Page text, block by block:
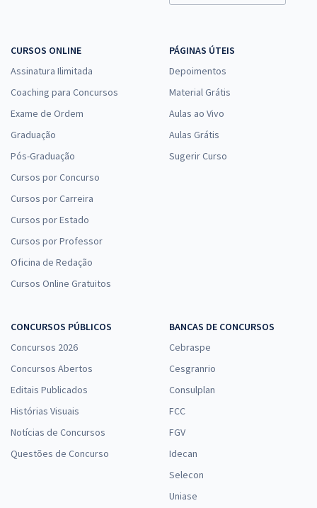
CURSOS ONLINE
Assinatura Ilimitada
Coaching para Concursos
Exame de Ordem
Graduação
Pós-Graduação
Cursos por Concurso
Cursos por Carreira
Cursos por Estado
Cursos por Professor
Oficina de Redação
Cursos Online Gratuitos
PÁGINAS ÚTEIS
Depoimentos
Material Grátis
Aulas ao Vivo
Aulas Grátis
Sugerir Curso
CONCURSOS PÚBLICOS
Concursos 2026
Concursos Abertos
Editais Publicados
Histórias Visuais
Notícias de Concursos
Questões de Concurso
BANCAS DE CONCURSOS
Cebraspe
Cesgranrio
Consulplan
FCC
FGV
Idecan
Selecon
Uniase